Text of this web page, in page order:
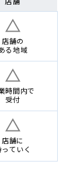
店舗の
る地域
時間内で
受付
店舗に
っていく